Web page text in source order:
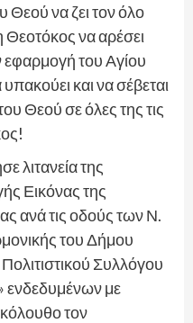
Θεού να ζει τον όλο
να αρέσει
εφαρμογή του Αγίου
και να σέβεται
Θεού σε όλες της τις
λιτανεία της
Εικόνας της
ανά τις οδούς των Ν.
του Δήμου
Συλλόγου
ενδεδυμένων με
τον